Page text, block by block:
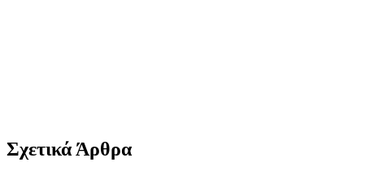
Σχετικά Άρθρα